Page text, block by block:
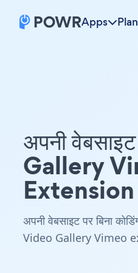
Apps
अपनी
Gallery
Extension
अपनी वेबसाइट पर बिना
Video Gallery Vimeo